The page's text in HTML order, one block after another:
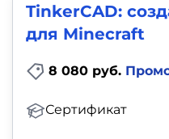
TinkerCAD:
для Minecraft
8 080 руб.
Сертификат